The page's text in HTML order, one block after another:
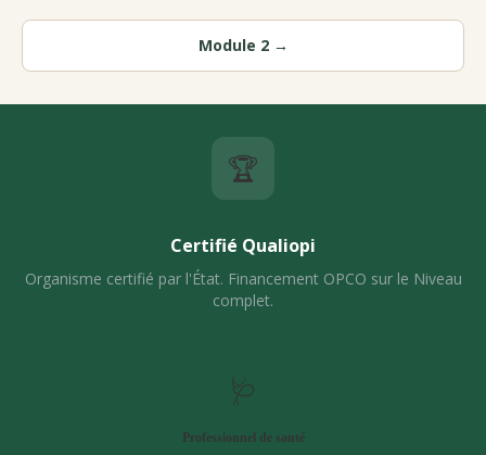
Module 2 →
🏆
Certifié Qualiopi
Organisme certifié par l'État. Financement OPCO sur le Niveau
complet.
🩺
Professionnel de santé